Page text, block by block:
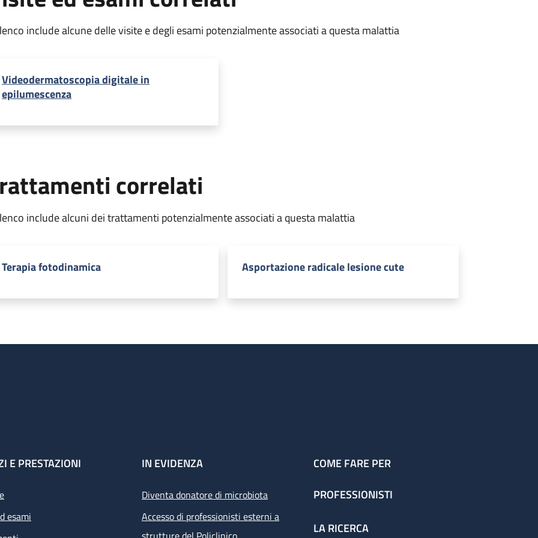
include alcune delle visite e degli esami potenzialmente associati a questa malattia
Videodermatoscopia digitale in
epilumescenza
correlati
include alcuni dei trattamenti potenzialmente associati a questa malattia
Terapia fotodinamica Asportazione radicale lesione cute
E PRESTAZIONI
esami
IN EVIDENZA
Diventa donatore di microbiota
Accesso di professionisti esterni a
COME FARE PER
PROFESSIONISTI
LA RICERCA